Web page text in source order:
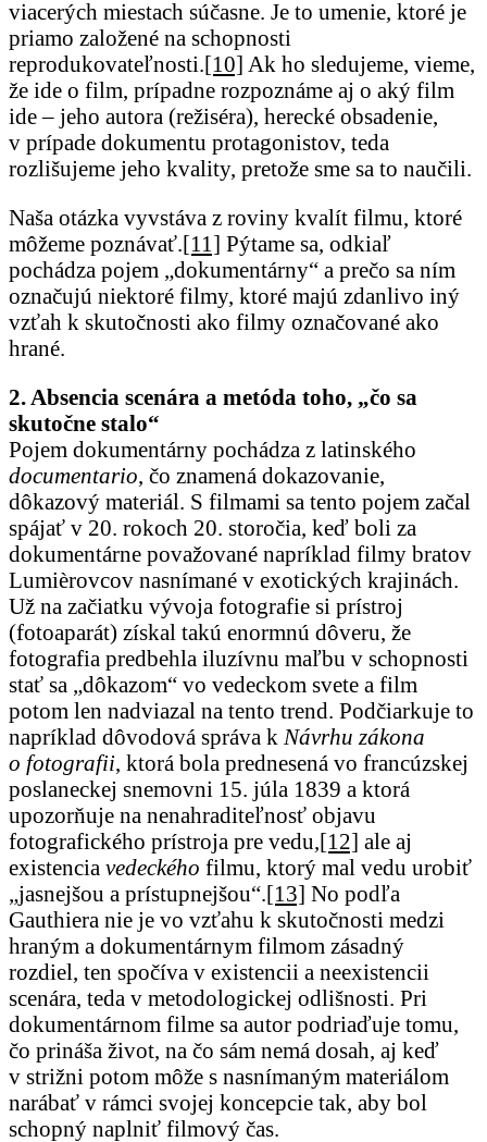
viacerých miestach súčasne. Je to umenie, ktoré je
priamo založené na schopnosti
reprodukovateľnosti.[10] Ak ho sledujeme, vieme,
že ide o film, prípadne rozpoznáme aj o aký film
ide – jeho autora (režiséra), herecké obsadenie,
v prípade dokumentu protagonistov, teda
rozlišujeme jeho kvality, pretože sme sa to naučili.
Naša otázka vyvstáva z roviny kvalít filmu, ktoré
môžeme poznávať.[11] Pýtame sa, odkiaľ
pochádza pojem „dokumentárny“ a prečo sa ním
označujú niektoré filmy, ktoré majú zdanlivo iný
vzťah k skutočnosti ako filmy označované ako
hrané.
2. Absencia scenára a metóda toho, „čo sa
skutočne stalo“
Pojem dokumentárny pochádza z latinského
documentario, čo znamená dokazovanie,
dôkazový materiál. S filmami sa tento pojem začal
spájať v 20. rokoch 20. storočia, keď boli za
dokumentárne považované napríklad filmy bratov
Lumièrovcov nasnímané v exotických krajinách.
Už na začiatku vývoja fotografie si prístroj
(fotoaparát) získal takú enormnú dôveru, že
fotografia predbehla iluzívnu maľbu v schopnosti
stať sa „dôkazom“ vo vedeckom svete a film
potom len nadviazal na tento trend. Podčiarkuje to
napríklad dôvodová správa k Návrhu zákona
o fotografii, ktorá bola prednesená vo francúzskej
poslaneckej snemovni 15. júla 1839 a ktorá
upozorňuje na nenahraditeľnosť objavu
fotografického prístroja pre vedu,[12] ale aj
existencia vedeckého filmu, ktorý mal vedu urobiť
„jasnejšou a prístupnejšou“.[13] No podľa
Gauthiera nie je vo vzťahu k skutočnosti medzi
hraným a dokumentárnym filmom zásadný
rozdiel, ten spočíva v existencii a neexistencii
scenára, teda v metodologickej odlišnosti. Pri
dokumentárnom filme sa autor podriaďuje tomu,
čo prináša život, na čo sám nemá dosah, aj keď
v strižni potom môže s nasnímaným materiálom
narábať v rámci svojej koncepcie tak, aby bol
schopný naplniť filmový čas.